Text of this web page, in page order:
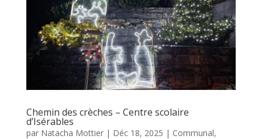
Chemin des crèches – Centre scolaire
d’Isérables
par Natacha Mottier| Déc 18, 2025 | Communal,